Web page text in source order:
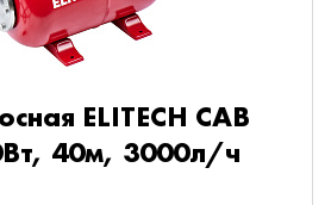
ELITECH САВ
40м, 3000л/ч